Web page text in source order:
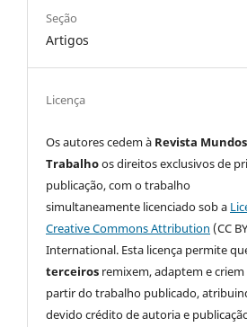
Seção
Artigos
Licença
Os autores cedem à Revista
Trabalhoos direitos exclusivos de
publicação, com o trabalho
simultaneamente licenciado sob a
Creative Commons Attribution (CC
International. Esta licença permite
terceiros remixem, adaptem e criem
partir do trabalho publicado,
devido crédito de autoria e